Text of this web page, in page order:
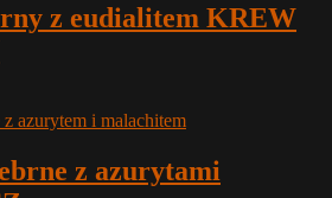
z eudialitem KREW
z azurytami